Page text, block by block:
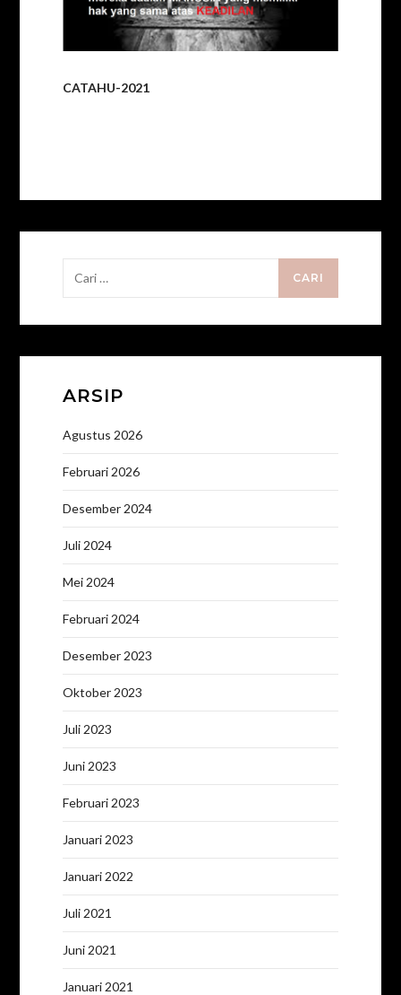
CATAHU-2021
ARSIP
Agustus 2026
Februari 2026
Desember 2024
Juli 2024
Mei 2024
Februari 2024
Desember 2023
Oktober 2023
Juli 2023
Juni 2023
Februari 2023
Januari 2023
Januari 2022
Juli 2021
Juni 2021
Januari 2021